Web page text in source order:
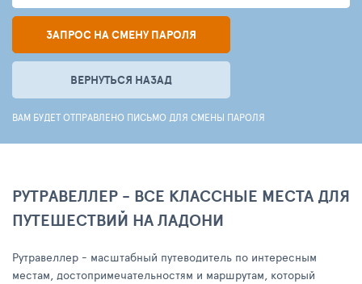
ЗАПРОС НА СМЕНУ ПАРОЛЯ
ВЕРНУТЬСЯ НАЗАД
ВАМ БУДЕТ ОТПРАВЛЕНО ПИСЬМО ДЛЯ СМЕНЫ ПАРОЛЯ
РУТРАВЕЛЛЕР - ВСЕ КЛАССНЫЕ МЕСТА ДЛЯ
ПУТЕШЕСТВИЙ НА ЛАДОНИ
Рутравеллер - масштабный путеводитель по интересным
местам, достопримечательностям и маршрутам, который